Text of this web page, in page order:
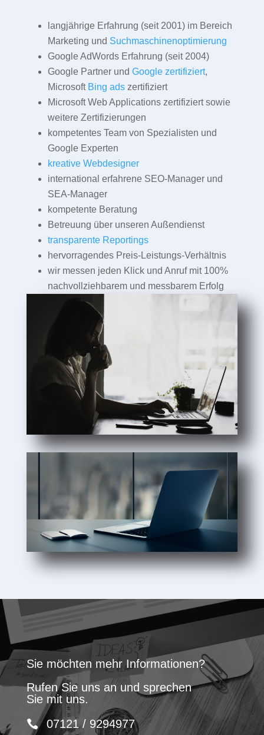
langjährige Erfahrung (seit 2001) im Bereich
Marketing und Suchmaschinenoptimierung
Google AdWords Erfahrung (seit 2004)
Google Partner und Google zertifiziert,
Microsoft Bing adszertifiziert
Microsoft Web Applications zertifiziert sowie
weitere Zertifizierungen
kompetentes Team von Spezialisten und
Google Experten
kreative Webdesigner
international erfahrene SEO-Manager und
SEA-Manager
kompetente Beratung
Betreuung über unseren Außendienst
transparente Reportings
hervorragendes Preis-Leistungs-Verhältnis
wir messen jeden Klick und Anruf mit 100%
nachvollziehbarem und messbarem Erfolg
Sie möchten mehr Informationen?
Rufen Sie uns an und sprechen
Sie mit uns.
07121 / 9294977